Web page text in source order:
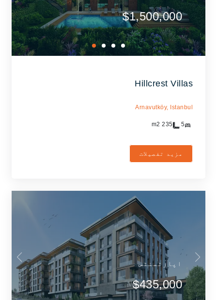
$1,500,000
Hillcrest Villas
Arnavutköy, Istanbul
5
235
مزید تفصیلات
اپارٹمنٹس
$435,000